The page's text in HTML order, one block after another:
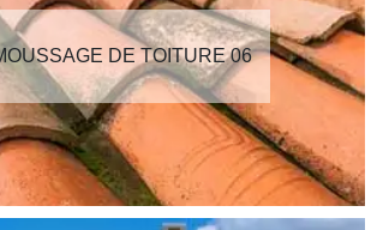
DE TOITURE 06